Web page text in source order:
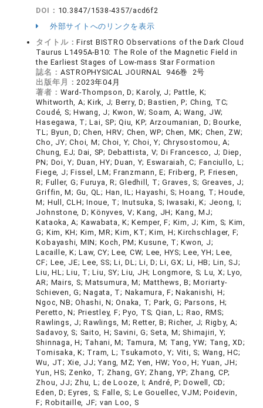
DOI： 10.3847/1538-4357/acd6f2
外部サイトへのリンクを表示
タイトル：First BISTRO Observations of the Dark Cloud
Taurus L1495A-B10: The Role of the Magnetic Field in
the Earliest Stages of Low-mass Star Formation
誌名： ASTROPHYSICAL JOURNAL 946巻 2号
出版年月：2023年04月
著者： Ward-Thompson, D; Karoly, J; Pattle, K;
Whitworth, A; Kirk, J; Berry, D; Bastien, P; Ching, TC;
Coudé, S; Hwang, J; Kwon, W; Soam, A; Wang, JW;
Hasegawa, T; Lai, SP; Qiu, KP; Arzoumanian, D; Bourke,
TL; Byun, D; Chen, HRV; Chen, WP; Chen, MK; Chen, ZW;
Cho, JY; Choi, M; Choi, Y; Choi, Y; Chrysostomou, A;
Chung, EJ; Dai, SP; Debattista, V; Di Francesco, J; Diep,
PN; Doi, Y; Duan, HY; Duan, Y; Eswaraiah, C; Fanciullo, L;
Fiege, J; Fissel, LM; Franzmann, E; Friberg, P; Friesen,
R; Fuller, G; Furuya, R; Gledhill, T; Graves, S; Greaves, J;
Griffin, M; Gu, QL; Han, IL; Hayashi, S; Hoang, T; Houde,
M; Hull, CLH; Inoue, T; Inutsuka, S; Iwasaki, K; Jeong, I;
Johnstone, D; Könyves, V; Kang, JH; Kang, MJ;
Kataoka, A; Kawabata, K; Kemper, F; Kim, J; Kim, S; Kim,
G; Kim, KH; Kim, MR; Kim, KT; Kim, H; Kirchschlager, F;
Kobayashi, MIN; Koch, PM; Kusune, T; Kwon, J;
Lacaille, K; Law, CY; Lee, CW; Lee, HYS; Lee, YH; Lee,
CF; Lee, JE; Lee, SS; Li, DL; Li, D; Li, GX; Li, HB; Lin, SJ;
Liu, HL; Liu, T; Liu, SY; Liu, JH; Longmore, S; Lu, X; Lyo,
AR; Mairs, S; Matsumura, M; Matthews, B; Moriarty-
Schieven, G; Nagata, T; Nakamura, F; Nakanishi, H;
Ngoc, NB; Ohashi, N; Onaka, T; Park, G; Parsons, H;
Peretto, N; Priestley, F; Pyo, TS; Qian, L; Rao, RMS;
Rawlings, J; Rawlings, M; Retter, B; Richer, J; Rigby, A;
Sadavoy, S; Saito, H; Savini, G; Seta, M; Shimajiri, Y;
Shinnaga, H; Tahani, M; Tamura, M; Tang, YW; Tang, XD;
Tomisaka, K; Tram, L; Tsukamoto, Y; Viti, S; Wang, HC;
Wu, JT; Xie, JJ; Yang, MZ; Yen, HW; Yoo, H; Yuan, JH;
Yun, HS; Zenko, T; Zhang, GY; Zhang, YP; Zhang, CP;
Zhou, JJ; Zhu, L; de Looze, I; André, P; Dowell, CD;
Eden, D; Eyres, S; Falle, S; Le Gouellec, VJM; Poidevin,
F; Robitaille, JF; van Loo, S